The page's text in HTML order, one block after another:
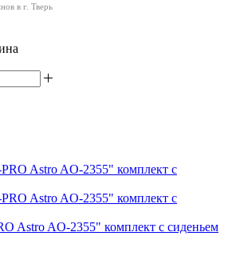
в г. Тверь
Astro AO-2355" комплект с сиденьем